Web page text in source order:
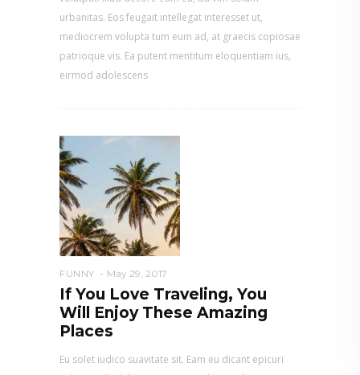
urbanitas. Eos feugait intellegat interesset ut,
mediocrem volupta tum eum ad, at graecis copiosae
patrioque vis. Ea putent mentitum eloquentiam ius,
eirmod adolescens
FUNNY May 29, 2017
If You Love Traveling, You
Will Enjoy These Amazing
Places
Eu solet iudico suavitate sit. Eam eu dicant epicuri